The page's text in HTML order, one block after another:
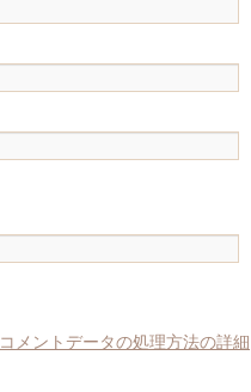
コメントデータの処理方法の詳細